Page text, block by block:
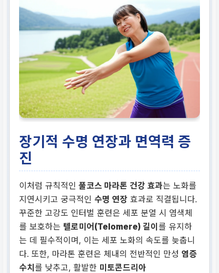
화 및 면역 체계 재정비
장기적 수명 연장과 면역력 증
진
이처럼 규칙적인풀코스 마라톤 건강 효과는 노화를
지연시키고 궁극적인 수명 연장 효과로 직결됩니다.
꾸준한 고강도 인터벌 훈련은 세포 분열 시 염색체
를 보호하는 텔로미어(Telomere) 길이 를 유지하
는 데 필수적이며, 이는 세포 노화의 속도를 늦춥니
다. 또한, 마라톤 훈련은 체내의 전반적인 만성 염증
수치 를 낮추고, 활발한 미토콘드리아